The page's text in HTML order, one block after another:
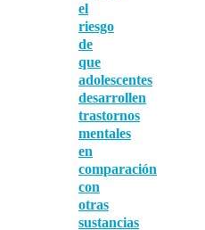
el
riesgo
de
que
adolescentes
desarrollen
trastornos
mentales
en
comparación
con
otras
sustancias